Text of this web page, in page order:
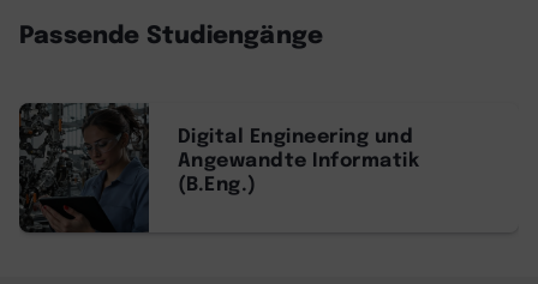
Passende Studiengänge
Digital Engineering und
Angewandte Informatik
(B.Eng.)